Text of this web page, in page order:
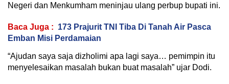
Negeri dan Menkumham meninjau ulang perbup bupati ini.
Baca Juga : 173 Prajurit TNI Tiba Di Tanah Air Pasca
Emban Misi Perdamaian
“Ajudan saya saja dizholimi apa lagi saya… pemimpin itu
menyelesaikan masalah bukan buat masalah” ujar Dodi.